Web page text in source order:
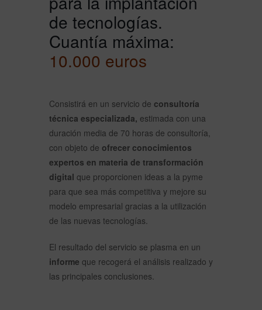
de tecnologías.
Cuantía máxima:
10.000 euros
Consistirá en un servicio de consultoría
técnica especializada, estimada con una
duración media de 70 horas de consultoría,
con objeto de ofrecer conocimientos
expertos en materia de transformación
digital que proporcionen ideas a la pyme
para que sea más competitiva y mejore su
modelo empresarial gracias a la utilización
de las nuevas tecnologías.
El resultado del servicio se plasma en un
informe que recogerá el análisis realizado y
las principales conclusiones.